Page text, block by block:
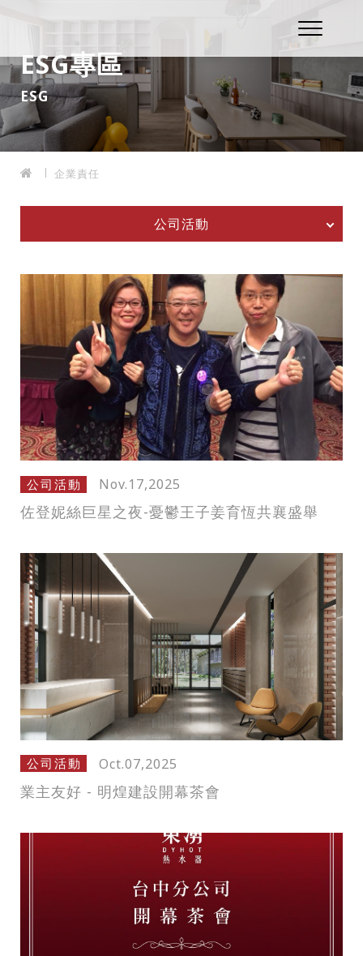
ESG專區
ESG
企業責任
公司活動
公司活動 Nov.17,2025
佐登妮絲巨星之夜-憂鬱王子姜育恆共襄盛舉
公司活動 Oct.07,2025
業主友好 - 明煌建設開幕茶會